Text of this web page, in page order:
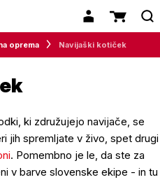
oprema Navijaški kotiček
ki združujejo navijače, se
jih spremljate v živo, spet drugi
. Pomembno je le, da ste za
v barve slovenske ekipe - in tu